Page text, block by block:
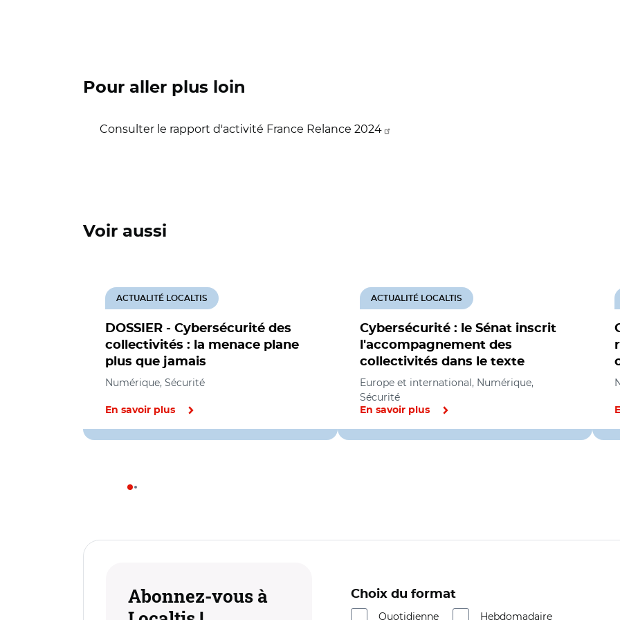
Pour aller plus loin
Consulter le rapport d'activité France Relance 2024
Voir aussi
DOSSIER - Cybersécurité des
collectivités : la menace plane
plus que jamais
ACTUALITÉ LOCALTIS
Numérique, Sécurité
En savoir plus
Cybersécurité : le Sénat inscrit
l'accompagnement des
collectivités dans le texte
ACTUALITÉ LOCALTIS
Europe et international, Numérique,
Sécurité
En savoir plus
Abonnez-vous à
Choix du format
Quotidienne
Hebdomadaire